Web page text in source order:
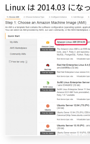
Linux は 2014.03 になっ